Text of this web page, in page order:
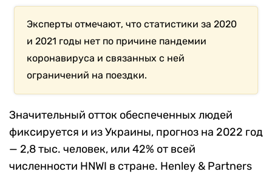
Эксперты отмечают, что статистики за 2020
и 2021 годы нет по причине пандемии
коронавируса и связанных с ней
ограничений на поездки.
Значительный отток обеспеченных людей
фиксируется и из Украины, прогноз на 2022 год
— 2,8 тыс. человек, или 42% от всей
численности HNWI в стране. Henley & Partners